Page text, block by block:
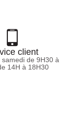
client
samedi de 9H30 à
14H à 18H30